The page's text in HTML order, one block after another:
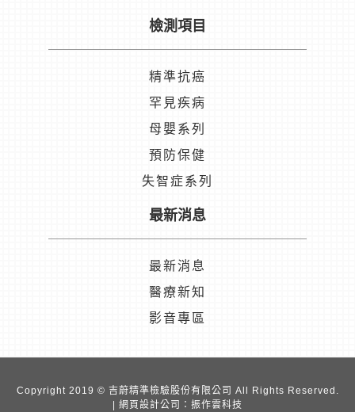
檢測項目
精準抗癌
罕見疾病
母嬰系列
預防保健
失智症系列
最新消息
最新消息
醫療新知
影音專區
Copyright 2019 © 吉蔚精準檢驗股份有限公司 All Rights Reserved.
| 網頁設計公司 ：振作雲科技